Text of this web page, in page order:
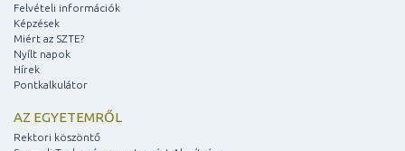
Felvételi információk
Képzések
Miért az SZTE?
Nyílt napok
Hírek
Pontkalkulátor
AZ EGYETEMRŐL
Rektori köszöntő